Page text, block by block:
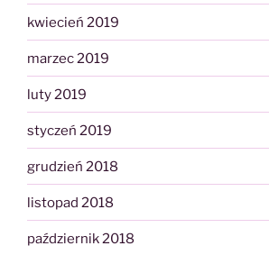
kwiecień 2019
marzec 2019
luty 2019
styczeń 2019
grudzień 2018
listopad 2018
październik 2018